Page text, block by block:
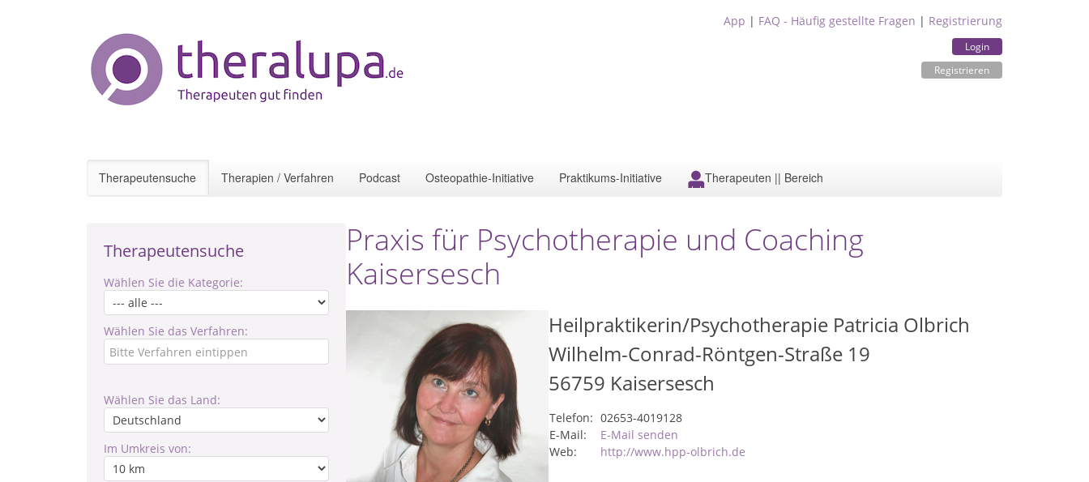
App | FAQ - Häufig gestellte Fragen | Registrierung
Login
Registrieren
Therapeutensuche Therapien / Verfahren Podcast Osteopathie-Initiative Praktikums-Initiative Therapeuten || Bereich
Therapeutensuche
Wählen Sie die Kategorie:
Wählen Sie das Verfahren:
Wählen Sie das Land:
Im Umkreis von:
Praxis für Psychotherapie und Coaching
Kaisersesch
Heilpraktikerin/Psychotherapie Patricia Olbrich
Wilhelm-Conrad-Röntgen-Straße 19
56759 Kaisersesch
Telefon: 02653-4019128
E-Mail:
E-Mail senden
Web:
http://www.hpp-olbrich.de